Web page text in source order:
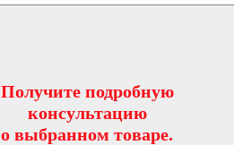
Получите подробную
консультацию
о выбранном товаре.